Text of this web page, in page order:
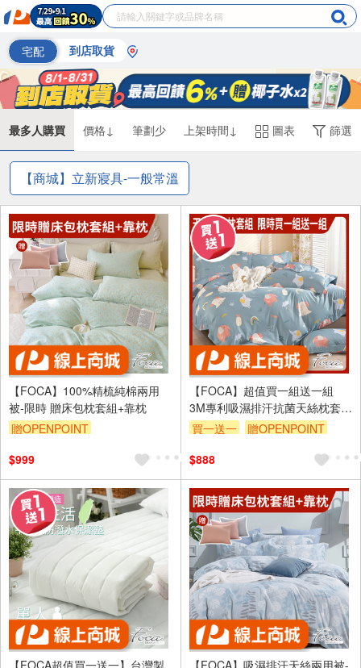
宅配 到店取貨
最多人購買 價格↓ 筆劃少 上架時間↓ 圖表 篩選
【商城】立新寢具-一般常溫
【FOCA】100%精梳純棉兩用
被-限時 贈床包枕套組+靠枕
贈OPENPOINT
$999
【FOCA】超值買一組送一組
3M專利吸濕排汗抗菌天絲枕套床
包組(單/雙/加.任選均一價)
買一送一
贈OPENPOINT
$888
【FOCA超值買一送一】台灣製
【FOCA】吸濕排汗天絲兩用被-